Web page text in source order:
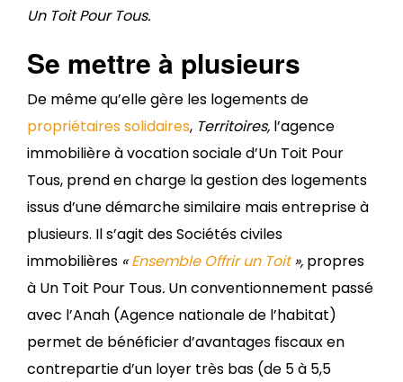
Un Toit Pour Tous.
Se mettre à plusieurs
De même qu’elle gère les logements de
propriétaires solidaires, Territoires, l’agence
immobilière à vocation sociale d’Un Toit Pour
Tous, prend en charge la gestion des logements
issus d’une démarche similaire mais entreprise à
plusieurs. Il s’agit des Sociétés civiles
immobilières «Ensemble Offrir un Toit», propres
à Un Toit Pour Tous. Un conventionnement passé
avec l’Anah (Agence nationale de l’habitat)
permet de bénéficier d’avantages fiscaux en
contrepartie d’un loyer très bas (de 5 à 5,5